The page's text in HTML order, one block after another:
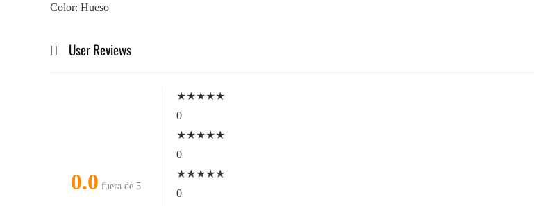
Color: Hueso
User Reviews
0.0 fuera de 5
★★★★★
0
★★★★★
0
★★★★★
0